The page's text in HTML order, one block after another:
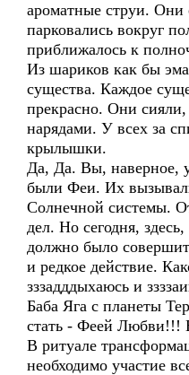
ароматные струи. Они
парковались вокруг
приближалось к
Из шариков как бы
существа. Каждое
прекрасно. Они
нарядами. У всех за
крылышки.
Да, Да. Вы, наверное,
были Феи. Их
Солнечной системы.
дел. Но сегодня,
должно было
и редкое действие.
зззадддыхаюсь и
Баба Яга с планеты
стать - Феей Любви!!!
В ритуале
необходимо участие